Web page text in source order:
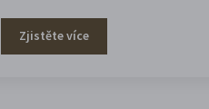
Zjistěte více